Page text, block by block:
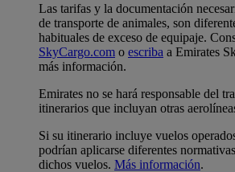
Las tarifas y la documentación
de transporte de animales, son
habituales de exceso de equipaje.
SkyCargo.com o escriba a Emirates
más información.
Emirates no se hará responsable del
itinerarios que incluyan otras
Si su itinerario incluye vuelos
podrían aplicarse diferentes
dichos vuelos. Más información.